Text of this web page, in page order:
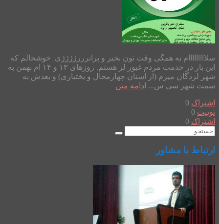
سلااااااااام به همگی وقت تون بخیر و پرانرررژژژژی خوشحالم که
این بار در خدمت مردم غیور لر هستم. روزهای ۱۳ و ۱۴ ام بهمن به
شهر لردگان میرم (از استان چهارمحال و بختیاری) و بعدش به
سمت شهر سی س... ادامه متن
اشتراک 0
توییت 0
اشتراک 0
ارتباط با مشاور